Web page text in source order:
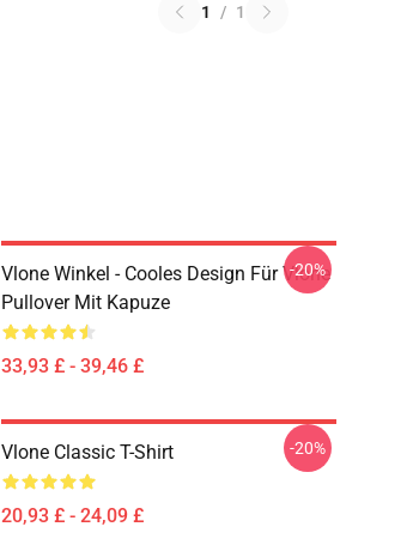
1 / 1
Vlone Winkel - Cooles Design Für Vlone
Pullover Mit Kapuze
33,93 £ - 39,46 £
-20%
Vlone Classic T-Shirt
20,93 £ - 24,09 £
-20%